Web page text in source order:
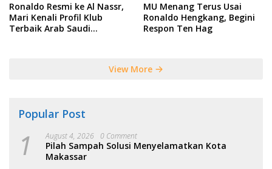
Ronaldo Resmi ke Al Nassr,
Mari Kenali Profil Klub
Terbaik Arab Saudi
MU Menang Terus Usai
Ronaldo Hengkang, Begini
Respon Ten Hag
View More
Popular Post
1 August 4, 2026 0 Comment
Pilah Sampah Solusi Menyelamatkan Kota
Makassar